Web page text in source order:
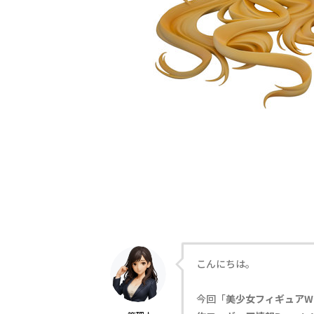
こんにちは。
今回「美少女フィギュア